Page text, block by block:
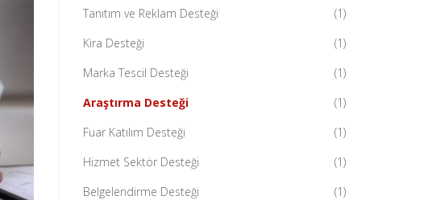
Tanıtım ve Reklam Desteği
(1)
Kira Desteği
(1)
Marka Tescil Desteği
(1)
Araştırma Desteği
(1)
Fuar Katılım Desteği
(1)
Hizmet Sektör Desteği
(1)
Belgelendirme Desteği
(1)